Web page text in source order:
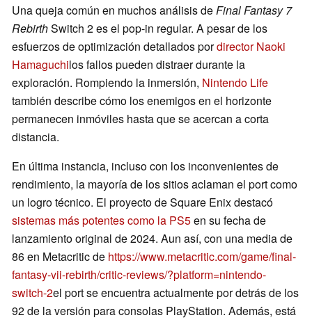
Una queja común en muchos análisis deFinal Fantasy 7
RebirthSwitch 2 es el pop-in regular. A pesar de los
esfuerzos de optimización detallados pordirector Naoki
Hamaguchilos fallos pueden distraer durante la
exploración. Rompiendo la inmersión, Nintendo Life
también describe cómo los enemigos en el horizonte
permanecen inmóviles hasta que se acercan a corta
distancia.
En última instancia, incluso con los inconvenientes de
rendimiento, la mayoría de los sitios aclaman el port como
un logro técnico. El proyecto de Square Enix destacó
sistemas más potentes como la PS5en su fecha de
lanzamiento original de 2024. Aun así, con una media de
86 en Metacritic de https://www.metacritic.com/game/final-
fantasy-vii-rebirth/critic-reviews/?platform=nintendo-
switch-2el port se encuentra actualmente por detrás de los
92 de la versión para consolas PlayStation. Además, está